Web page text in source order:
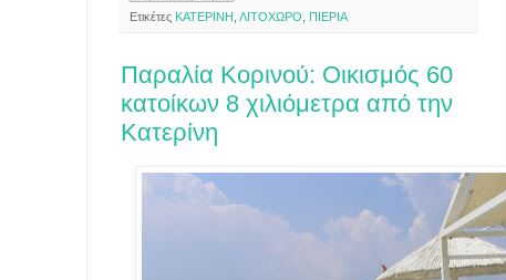
Ετικέτες ΚΑΤΕΡΙΝΗ ΛΙΤΟΧΩΡΟ ΠΙΕΡΙΑ
Παραλία Κορινού: Οικισμός 60
κατοίκων 8 χιλιόμετρα από την
Κατερίνη